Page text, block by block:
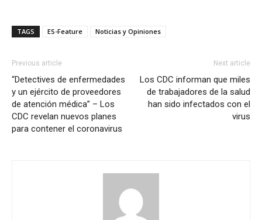
TAGS ES-Feature Noticias y Opiniones
Previous article
“Detectives de enfermedades
y un ejército de proveedores
de atención médica” – Los
CDC revelan nuevos planes
para contener el coronavirus
Next article
Los CDC informan que miles
de trabajadores de la salud
han sido infectados con el
virus